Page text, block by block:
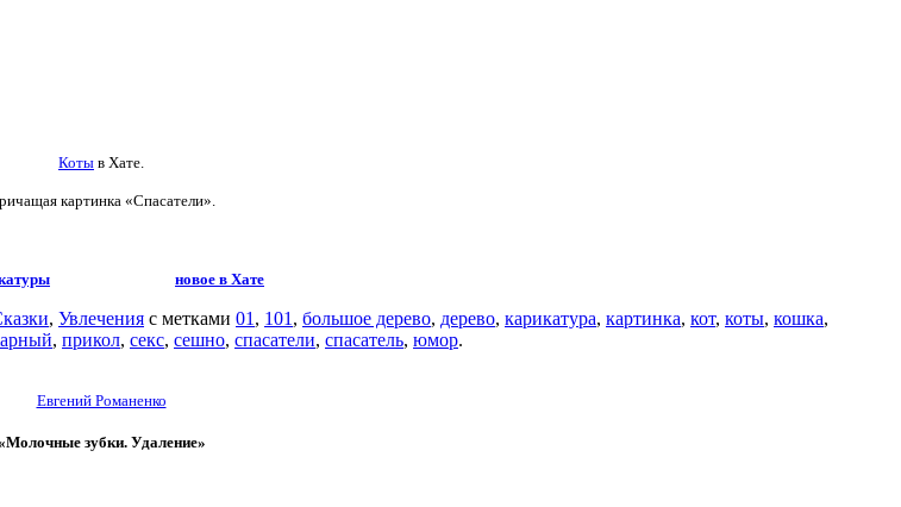
Коты в Хате.
картинка «Спасатели».
новое в Хате
, Увлечения с метками 01 , 101 , большое дерево, дерево, карикатура, картинка, кот, коты, кошка,
, прикол, секс, сешно, спасатели, спасатель, юмор.
Евгений Романенко
зубки. Удаление»